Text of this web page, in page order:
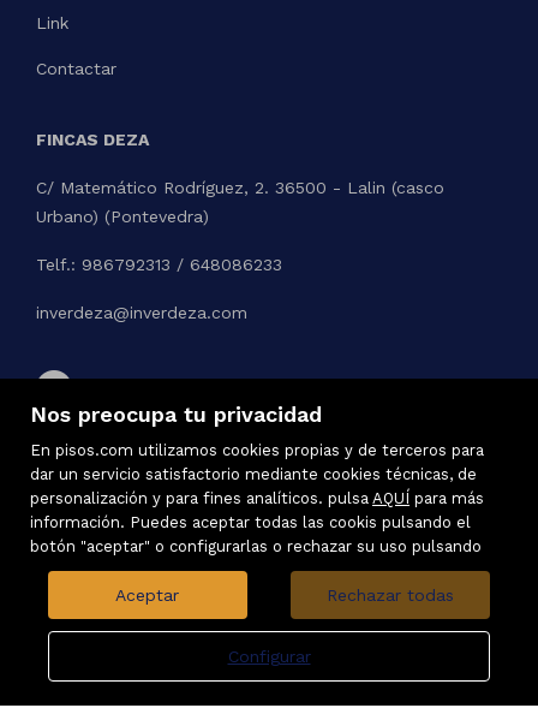
Nos preocupa tu privacidad
En pisos.com utilizamos cookies propias y de terceros para
dar un servicio satisfactorio mediante cookies técnicas, de
personalización y para fines analíticos. pulsa AQUÍ para más
información. Puedes aceptar todas las cookis pulsando el
botón "aceptar" o configurarlas o rechazar su uso pulsando
Aceptar Rechazar todas
Configurar
Link
Contactar
FINCAS DEZA
C/ Matemático Rodríguez, 2. 36500 - Lalin (casco
Urbano) (Pontevedra)
Telf.: 986792313 / 648086233
inverdeza@inverdeza.com